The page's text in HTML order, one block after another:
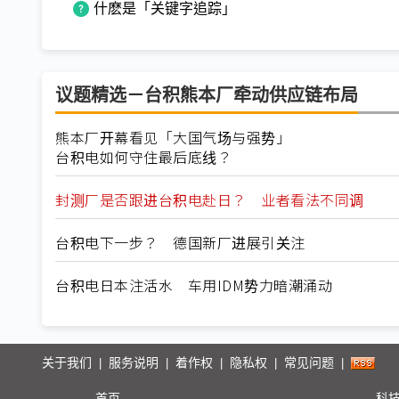
什麽是「关键字追踪」
议题精选－台积熊本厂牵动供应链布局
熊本厂开幕看见「大国气场与强势」
台积电如何守住最后底线？
封测厂是否跟进台积电赴日？ 业者看法不同调
台积电下一步？ 德国新厂进展引关注
台积电日本注活水 车用IDM势力暗潮涌动
关于我们 服务说明 着作权 隐私权 常见问题